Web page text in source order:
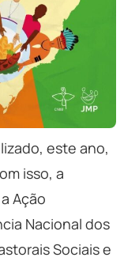
este ano,
isso, a
Ação
Nacional dos
Sociais e